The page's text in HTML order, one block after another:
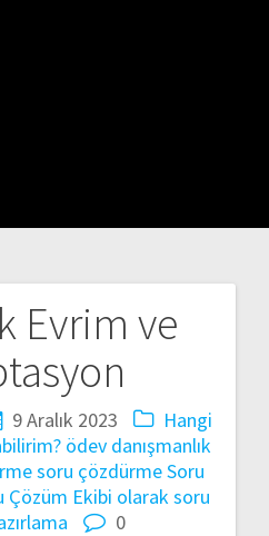
Evrim ve
9 Aralık 2023
Hangi
ödev danışmanlık
soru çözdürmeSoru
Çözüm Ekibi olaraksoru
0